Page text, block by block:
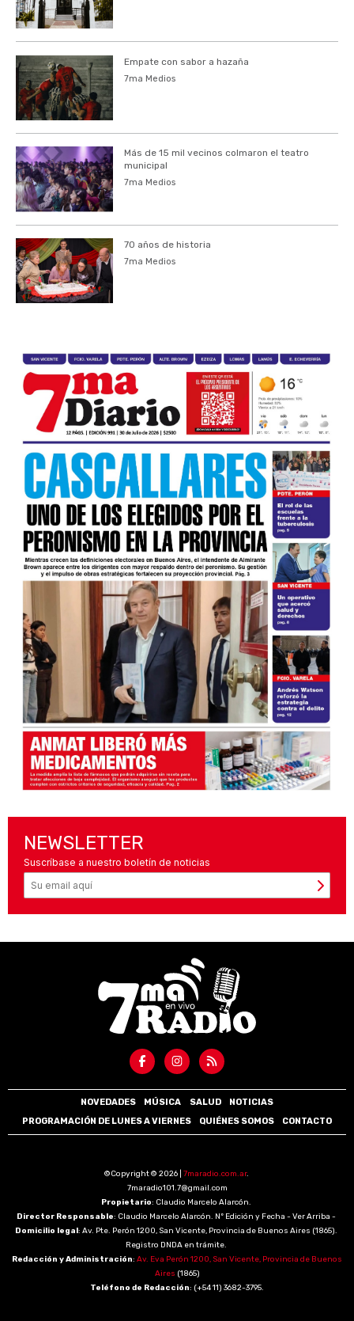
Empate con sabor a hazaña
7ma Medios
Más de 15 mil vecinos colmaron el teatro
municipal
7ma Medios
70 años de historia
7ma Medios
NEWSLETTER
Suscríbase a nuestro boletín de noticias
NOVEDADES MÚSICA SALUD
NOTICIAS
PROGRAMACIÓN DE LUNES A VIERNES
QUIÉNES SOMOS CONTACTO
©Copyright © 2026 | 7maradio.com.ar.
7maradio101.7@gmail.com
Propietario: Claudio Marcelo Alarcón.
Director Responsable: Claudio Marcelo Alarcón. Nº Edición y Fecha - Ver Arriba -
Domicilio legal: Av. Pte. Perón 1200, San Vicente, Provincia de Buenos Aires (1865).
Registro DNDA en trámite.
Redacción y Administración: Av. Eva Perón 1200, San Vicente, Provincia de Buenos
Aires (1865)
Teléfono de Redacción: (+54 11) 3682-3795.